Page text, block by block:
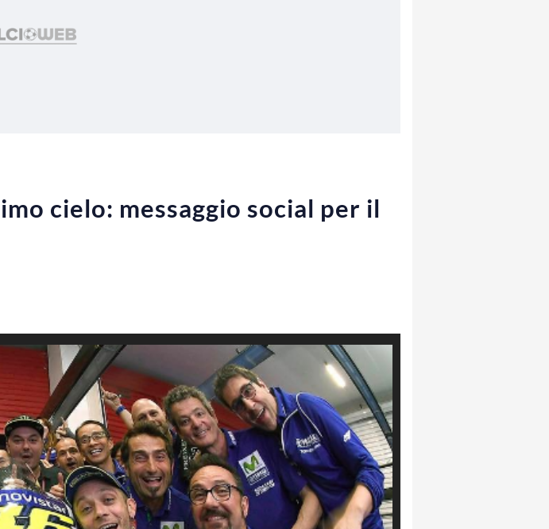
cielo: messaggio social per il